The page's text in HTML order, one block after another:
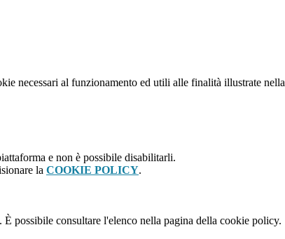
necessari al funzionamento ed utili alle finalità illustrate nella
e non è possibile disabilitarli.
la COOKIE POLICY.
possibile consultare l'elenco nella pagina della cookie policy.